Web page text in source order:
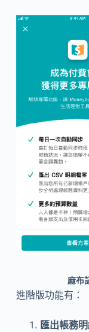
麻布
進階版功能有：
匯出帳務